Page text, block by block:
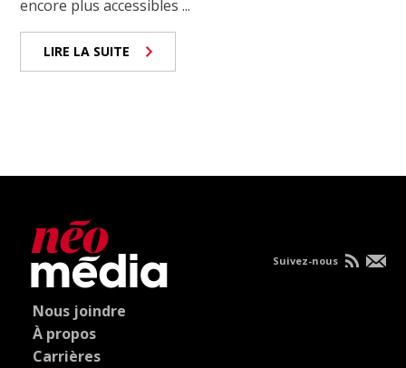
encore plus accessibles ...
LIRE LA SUITE
Nous joindre
À propos
Carrières
Suivez-nous